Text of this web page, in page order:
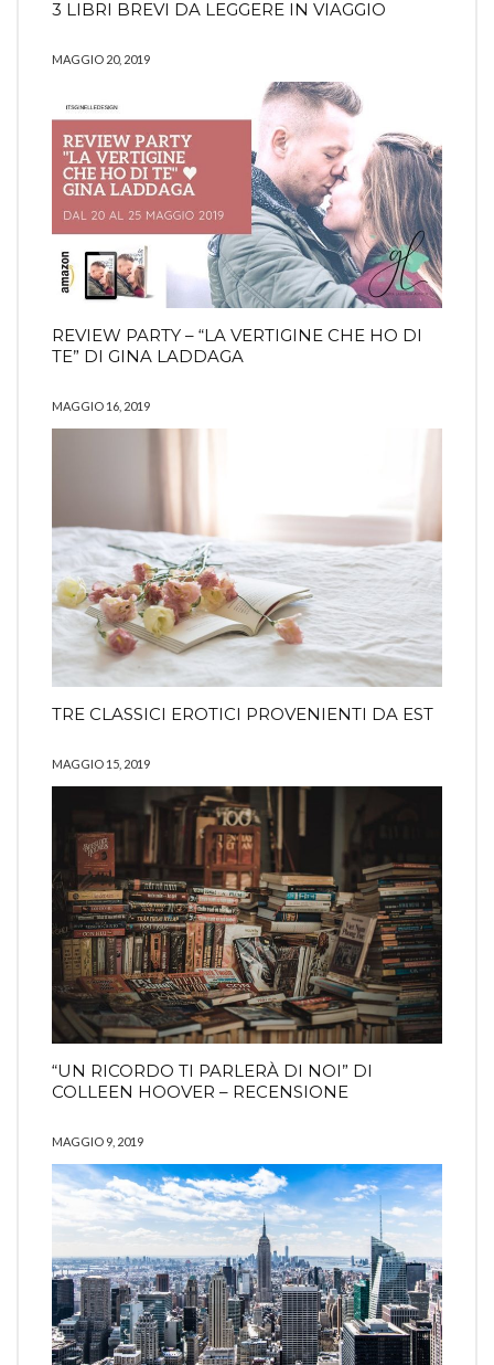
3 LIBRI BREVI DA LEGGERE IN VIAGGIO
MAGGIO 20, 2019
REVIEW PARTY – “LA VERTIGINE CHE HO DI
TE” DI GINA LADDAGA
MAGGIO 16, 2019
TRE CLASSICI EROTICI PROVENIENTI DA EST
MAGGIO 15, 2019
“UN RICORDO TI PARLERÀ DI NOI” DI
COLLEEN HOOVER – RECENSIONE
MAGGIO 9, 2019